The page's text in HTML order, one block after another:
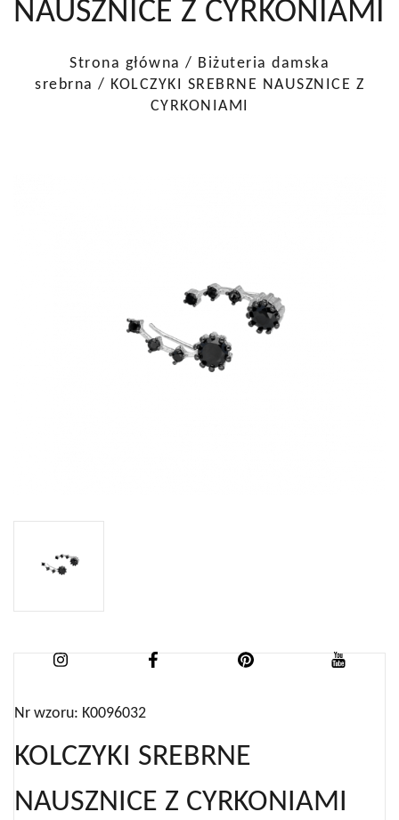
NAUSZNICE Z CYRKONIAMI
Strona główna / Biżuteria damska
srebrna / KOLCZYKI SREBRNE NAUSZNICE Z
CYRKONIAMI
Nr wzoru: K0096032
KOLCZYKI SREBRNE
NAUSZNICE Z CYRKONIAMI